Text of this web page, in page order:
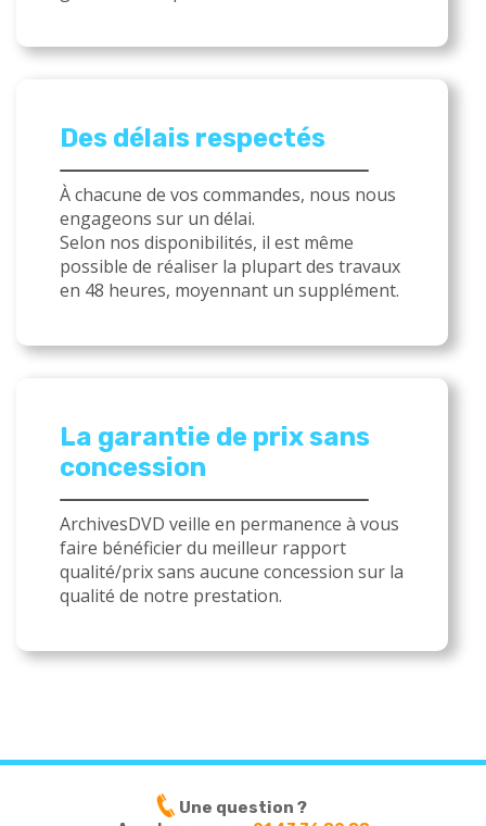
Des délais respectés
À chacune de vos commandes, nous nous
engageons sur un délai.
Selon nos disponibilités, il est même
possible de réaliser la plupart des travaux
en 48 heures, moyennant un supplément.
La garantie de prix sans
concession
ArchivesDVD veille en permanence à vous
faire bénéficier du meilleur rapport
qualité/prix sans aucune concession sur la
qualité de notre prestation.
Une question ?